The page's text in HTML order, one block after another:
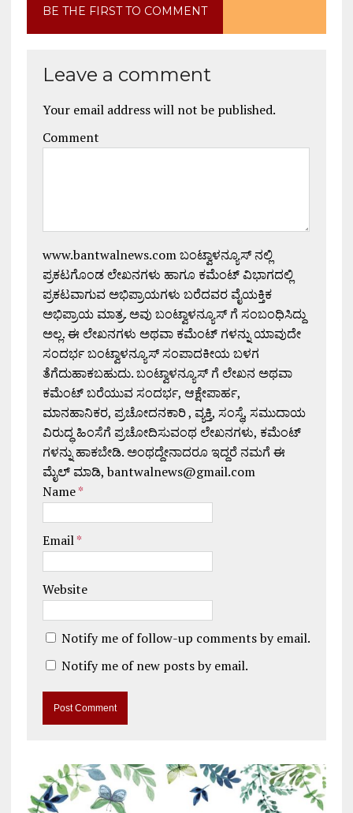
BE THE FIRST TO COMMENT
Leave a comment
Your email address will not be published.
Comment
www.bantwalnews.com ಬಂಟ್ವಾಳನ್ಯೂಸ್ ನಲ್ಲಿ
ಪ್ರಕಟಗೊಂಡ ಲೇಖನಗಳು ಹಾಗೂ ಕಮೆಂಟ್ ವಿಭಾಗದಲ್ಲಿ
ಪ್ರಕಟವಾಗುವ ಅಭಿಪ್ರಾಯಗಳು ಬರೆದವರ ವೈಯಕ್ತಿಕ
ಅಭಿಪ್ರಾಯ ಮಾತ್ರ. ಅವು ಬಂಟ್ವಾಳನ್ಯೂಸ್ ಗೆ ಸಂಬಂಧಿಸಿದ್ದು
ಅಲ್ಲ. ಈ ಲೇಖನಗಳು ಅಥವಾ ಕಮೆಂಟ್ ಗಳನ್ನು ಯಾವುದೇ
ಸಂದರ್ಭ ಬಂಟ್ವಾಳನ್ಯೂಸ್ ಸಂಪಾದಕೀಯ ಬಳಗ
ತೆಗೆದುಹಾಕಬಹುದು. ಬಂಟ್ವಾಳನ್ಯೂಸ್ ಗೆ ಲೇಖನ ಅಥವಾ
ಕಮೆಂಟ್ ಬರೆಯುವ ಸಂದರ್ಭ, ಆಕ್ಷೇಪಾರ್ಹ,
ಮಾನಹಾನಿಕರ, ಪ್ರಚೋದನಕಾರಿ , ವ್ಯಕ್ತಿ, ಸಂಸ್ಥೆ, ಸಮುದಾಯ
ವಿರುದ್ಧ ಹಿಂಸೆಗೆ ಪ್ರಚೋದಿಸುವಂಥ ಲೇಖನಗಳು, ಕಮೆಂಟ್
ಗಳನ್ನು ಹಾಕಬೇಡಿ. ಅಂಥದ್ದೇನಾದರೂ ಇದ್ದರೆ ನಮಗೆ ಈ
ಮೈಲ್ ಮಾಡಿ, bantwalnews@gmail.com
Name*
Email*
Website
Notify me of follow-up comments by email.
Notify me of new posts by email.
t
e